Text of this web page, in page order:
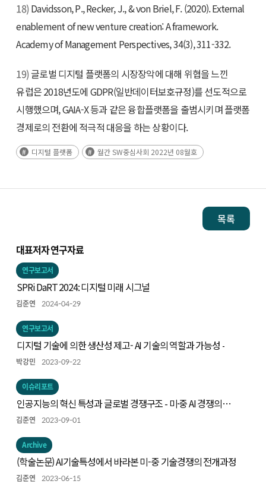
18)Davidsson, P., Recker, J., & von Briel, F. (2020). External
enablement of new venture creation: A framework.
Academy of Management Perspectives, 34(3), 311-332.
19)글로벌 디지털 플랫폼의 시장장악에 대해 위협을 느낀
유럽은 2018년도에 GDPR(일반데이터보호규정)를 선도적으로
시행했으며, GAIA-X 등과 같은 융합플랫폼을 출범시키며 플랫폼
경제로의 전환에 적극적 대응을 하는 상황이다.
디지털 플랫폼 월간 SW중심사회 2022년 08월호
목록
대표저자 연구자료
연구보고서
SPRi DaRT 2024: 디지털 미래 시그널
김준연 2024-04-29
연구보고서
디지털 기술에 의한 생산성 제고- AI 기술의 역할과 가능성 -
박강민 2023-09-22
이슈리포트
인공지능의 혁신 특성과 글로벌 경쟁구조 - 미·중 AI 경쟁의
동향과 시사점 -
김준연 2023-09-01
Archive
(학술논문) AI기술특성에서 바라본 미-중 기술경쟁의 전개과정
김준연 2023-06-15